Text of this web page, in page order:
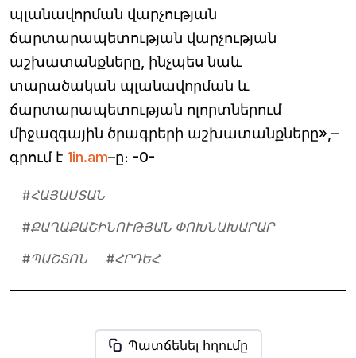
պլանավորման վարչության
ճարտարապետության վարչության
աշխատանքները, ինչպես նաև
տարածական պլանավորման և
ճարտարապետության ոլորտներում
միջազգային ծրագրերի աշխատանքները»,–
գրում է 1in.am–ը։ -0-
#ՀԱՅԱՍՏԱՆ
#ՔԱՂԱՔԱՇԻՆՈՒԹՅԱՆ ՓՈԽՆԱԽԱՐԱՐ
#ՊԱՇՏՈՆ #ՀՐԴԵՀ
Պատճենել հղումը